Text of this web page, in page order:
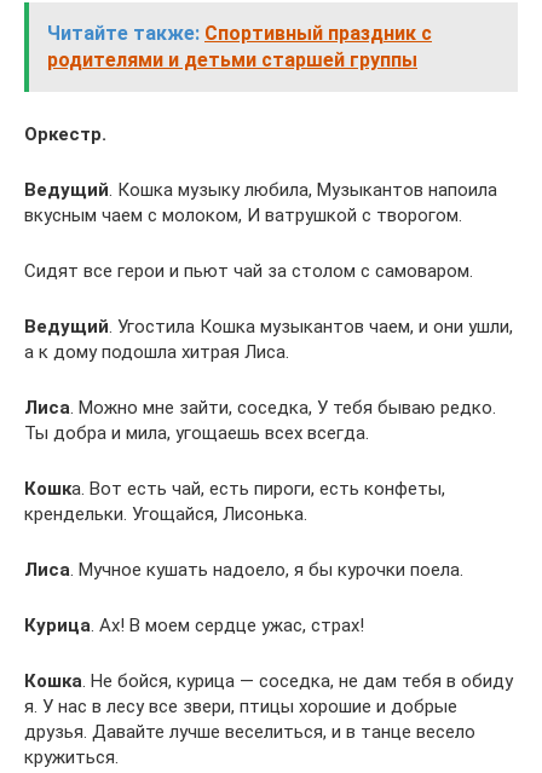
Читайте также: Спортивный праздник с
родителями и детьми старшей группы
Оркестр.
Ведущий. Кошка музыку любила, Музыкантов напоила
вкусным чаем с молоком, И ватрушкой с творогом.
Сидят все герои и пьют чай за столом с самоваром.
Ведущий. Угостила Кошка музыкантов чаем, и они ушли,
а к дому подошла хитрая Лиса.
Лиса. Можно мне зайти, соседка, У тебя бываю редко.
Ты добра и мила, угощаешь всех всегда.
Кошка. Вот есть чай, есть пироги, есть конфеты,
крендельки. Угощайся, Лисонька.
Лиса. Мучное кушать надоело, я бы курочки поела.
Курица. Ах! В моем сердце ужас, страх!
Кошка. Не бойся, курица — соседка, не дам тебя в обиду
я. У нас в лесу все звери, птицы хорошие и добрые
друзья. Давайте лучше веселиться, и в танце весело
кружиться.